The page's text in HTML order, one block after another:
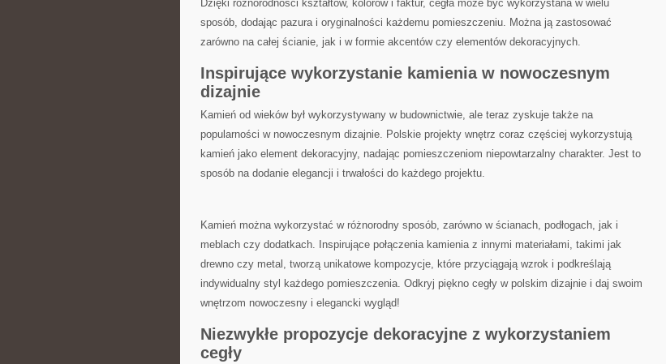
Dzięki różnorodności⁣ kształtów,⁣ kolorów i ⁣faktur, cegła‌ może być wykorzystana⁣ w ⁣wielu
sposób, dodając pazura i oryginalności każdemu pomieszczeniu. Można ją zastosować
zarówno na całej ścianie, jak i w‍ formie akcentów czy elementów ⁤dekoracyjnych.
Inspirujące wykorzystanie‌ kamienia w​ nowoczesnym
dizajnie
Kamień od wieków był wykorzystywany w ​budownictwie, ale teraz ⁢zyskuje także‍ na
popularności w nowoczesnym dizajnie. Polskie‍ projekty wnętrz ‍coraz ⁤częściej wykorzystują⁢
kamień jako element dekoracyjny, nadając pomieszczeniom niepowtarzalny⁣ charakter. Jest to⁢
sposób na ⁤dodanie elegancji i trwałości do każdego ‌projektu.
Kamień można ‌wykorzystać w różnorodny sposób, ⁣zarówno ​w ścianach,​ podłogach,⁢ jak i
meblach czy dodatkach. Inspirujące połączenia ⁢kamienia z innymi​ materiałami, takimi jak
drewno czy‍ metal, tworzą ‍unikatowe kompozycje, które przyciągają ⁤wzrok i podkreślają
indywidualny styl każdego pomieszczenia. ‍Odkryj⁢ piękno cegły w polskim‌ dizajnie i daj swoim
wnętrzom nowoczesny i elegancki wygląd!
Niezwykłe‍ propozycje dekoracyjne z‌ wykorzystaniem
cegły